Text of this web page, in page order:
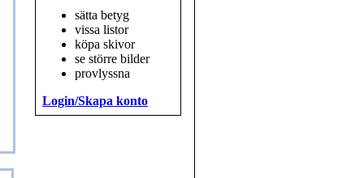
sätta betyg
vissa listor
köpa skivor
se större bilder
provlyssna
Login/Skapa konto